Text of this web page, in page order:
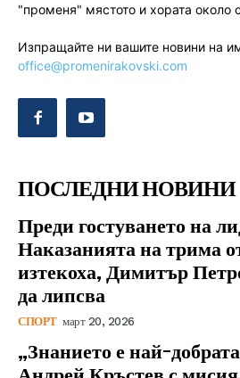
"променя" мястото и хората около
Изпращайте ни вашите новини на
office@promenirakovski.com
ПОСЛЕДНИ НОВИНИ
Преди гостуването на
Наказанията на трима
изтекоха, Димитър
да липсва
СПОРТ март 20, 2026
„Знанието е най-